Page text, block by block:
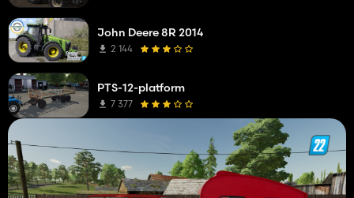
John Deere 8R 2014
2 144
PTS-12-platform
7 377